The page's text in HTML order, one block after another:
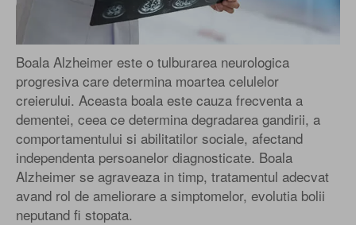
Boala Alzheimer este o tulburarea neurologica
progresiva care determina moartea celulelor
creierului. Aceasta boala este cauza frecventa a
dementei, ceea ce determina degradarea gandirii, a
comportamentului si abilitatilor sociale, afectand
independenta persoanelor diagnosticate. Boala
Alzheimer se agraveaza in timp, tratamentul adecvat
avand rol de ameliorare a simptomelor, evolutia bolii
neputand fi stopata.